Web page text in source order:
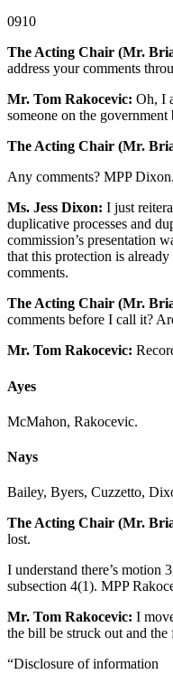
0910
The Acting Chair (Mr.
address your comments
Mr. Tom Rakocevic: Oh, I
someone on the government
The Acting Chair (Mr.
Any comments? MPP Dixon.
Ms. Jess Dixon: I just
duplicative processes and
commission’s presentation
that this protection is
comments.
The Acting Chair (Mr.
comments before I call it?
Mr. Tom Rakocevic:
Ayes
McMahon, Rakocevic.
Nays
Bailey, Byers, Cuzzetto,
The Acting Chair (Mr.
lost.
I understand there’s motion
subsection 4(1). MPP
Mr. Tom Rakocevic: I
the bill be struck out and
“Disclosure of information